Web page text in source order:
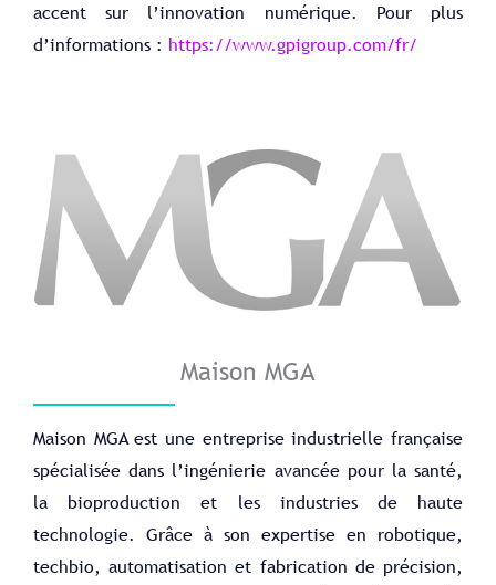
accent sur l’innovation numérique. Pour plus
d’informations : https://www.gpigroup.com/fr/
Maison MGA
Maison MGA est une entreprise industrielle française
spécialisée dans l’ingénierie avancée pour la santé,
la bioproduction et les industries de haute
technologie. Grâce à son expertise en robotique,
techbio, automatisation et fabrication de précision,